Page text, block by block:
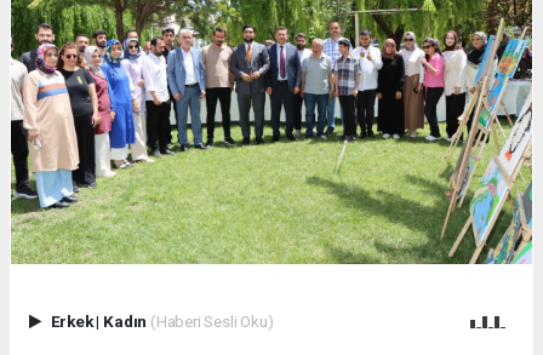
Erkek| Kadın (Haberi Sesli Oku)